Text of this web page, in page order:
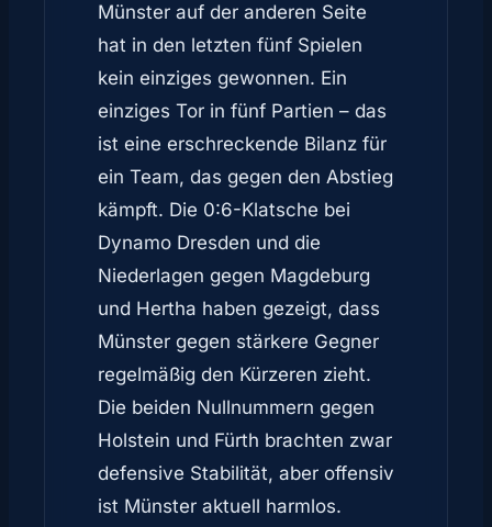
Münster auf der anderen Seite
hat in den letzten fünf Spielen
kein einziges gewonnen. Ein
einziges Tor in fünf Partien – das
ist eine erschreckende Bilanz für
ein Team, das gegen den Abstieg
kämpft. Die 0:6-Klatsche bei
Dynamo Dresden und die
Niederlagen gegen Magdeburg
und Hertha haben gezeigt, dass
Münster gegen stärkere Gegner
regelmäßig den Kürzeren zieht.
Die beiden Nullnummern gegen
Holstein und Fürth brachten zwar
defensive Stabilität, aber offensiv
ist Münster aktuell harmlos.